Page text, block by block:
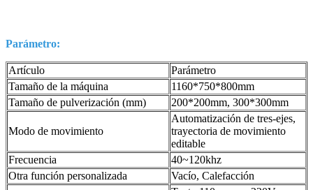
Parámetro:
Artículo
Parámetro
Tamaño de la máquina
1160*750*800mm
Tamaño de pulverización (mm)
200*200mm, 300*300mm
Modo de movimiento
Automatización de tres-ejes,
trayectoria de movimiento
editable
Frecuencia
40~120khz
Otra función personalizada
Vacío, Calefacción